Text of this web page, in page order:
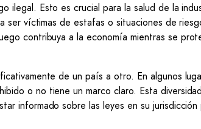
ilegal. Esto es crucial para la salud de la
ser víctimas de estafas o situaciones de
contribuya a la economía mientras se
de un país a otro. En algunos
o no tiene un marco claro. Esta
informado sobre las leyes en su